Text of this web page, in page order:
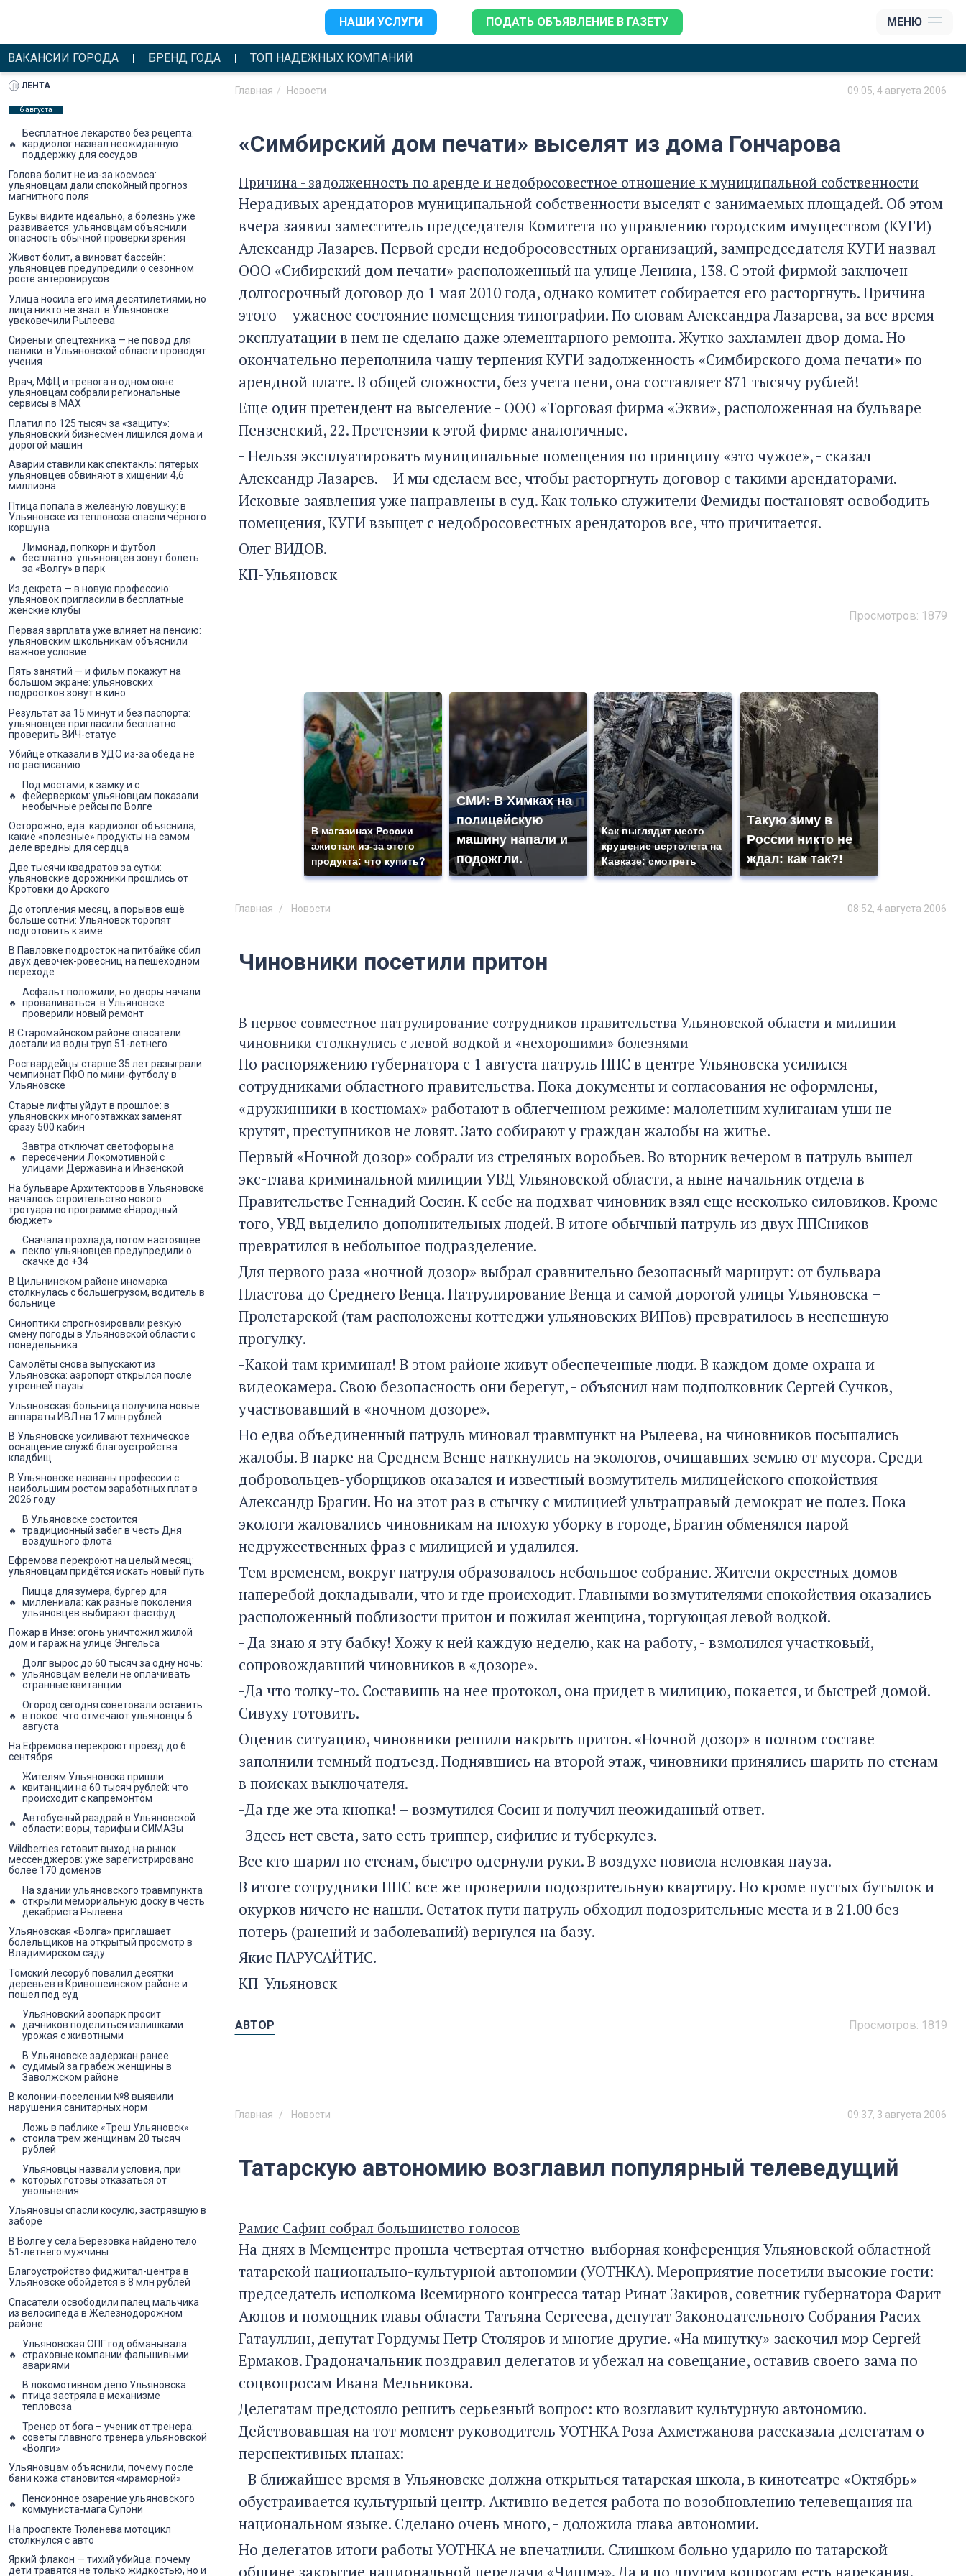
НАШИ УСЛУГИ ПОДАТЬ ОБЪЯВЛЕНИЕ В ГАЗЕТУ МЕНЮ
ВАКАНСИИ ГОРОДА БРЕНД ГОДА ТОП НАДЕЖНЫХ КОМПАНИЙ
Главная Новости 09:05, 4 августа 2006
«Симбирский дом печати» выселят из дома Гончарова
Причина - задолженность по аренде и недобросовестное отношение к муниципальной собственности
Нерадивых арендаторов муниципальной собственности выселят с занимаемых площадей. Об этом
вчера заявил заместитель председателя Комитета по управлению городским имуществом (КУГИ)
Александр Лазарев. Первой среди недобросовестных организаций, зампредседателя КУГИ назвал
ООО «Сибирский дом печати» расположенный на улице Ленина, 138. С этой фирмой заключен
долгосрочный договор до 1 мая 2010 года, однако комитет собирается его расторгнуть. Причина
этого – ужасное состояние помещения типографии. По словам Александра Лазарева, за все время
эксплуатации в нем не сделано даже элементарного ремонта. Жутко захламлен двор дома. Но
окончательно переполнила чашу терпения КУГИ задолженность «Симбирского дома печати» по
арендной плате. В общей сложности, без учета пени, она составляет 871 тысячу рублей!
Еще один претендент на выселение - ООО «Торговая фирма «Экви», расположенная на бульваре
Пензенский, 22. Претензии к этой фирме аналогичные.
- Нельзя эксплуатировать муниципальные помещения по принципу «это чужое», - сказал
Александр Лазарев. – И мы сделаем все, чтобы расторгнуть договор с такими арендаторами.
Исковые заявления уже направлены в суд. Как только служители Фемиды постановят освободить
помещения, КУГИ взыщет с недобросовестных арендаторов все, что причитается.
Олег ВИДОВ.
КП-Ульяновск
Просмотров: 1879
В магазинах России
ажиотаж из-за этого
продукта: что купить?
СМИ: В Химках на
полицейскую
машину напали и
подожгли.
Как выглядит место
крушение вертолета на
Кавказе: смотреть
Такую зиму в
России никто не
ждал: как так?!
Главная Новости 08:52, 4 августа 2006
Чиновники посетили притон
В первое совместное патрулирование сотрудников правительства Ульяновской области и милиции
чиновники столкнулись с левой водкой и «нехорошими» болезнями
По распоряжению губернатора с 1 августа патруль ППС в центре Ульяновска усилился
сотрудниками областного правительства. Пока документы и согласования не оформлены,
«дружинники в костюмах» работают в облегченном режиме: малолетним хулиганам уши не
крутят, преступников не ловят. Зато собирают у граждан жалобы на житье.
Первый «Ночной дозор» собрали из стреляных воробьев. Во вторник вечером в патруль вышел
экс-глава криминальной милиции УВД Ульяновской области, а ныне начальник отдела в
Правительстве Геннадий Сосин. К себе на подхват чиновник взял еще несколько силовиков. Кроме
того, УВД выделило дополнительных людей. В итоге обычный патруль из двух ППСников
превратился в небольшое подразделение.
Для первого раза «ночной дозор» выбрал сравнительно безопасный маршрут: от бульвара
Пластова до Среднего Венца. Патрулирование Венца и самой дорогой улицы Ульяновска –
Пролетарской (там расположены коттеджи ульяновских ВИПов) превратилось в неспешную
прогулку.
-Какой там криминал! В этом районе живут обеспеченные люди. В каждом доме охрана и
видеокамера. Свою безопасность они берегут, - объяснил нам подполковник Сергей Сучков,
участвовавший в «ночном дозоре».
Но едва объединенный патруль миновал травмпункт на Рылеева, на чиновников посыпались
жалобы. В парке на Среднем Венце наткнулись на экологов, очищавших землю от мусора. Среди
добровольцев-уборщиков оказался и известный возмутитель милицейского спокойствия
Александр Брагин. Но на этот раз в стычку с милицией ультраправый демократ не полез. Пока
экологи жаловались чиновникам на плохую уборку в городе, Брагин обменялся парой
недружественных фраз с милицией и удалился.
Тем временем, вокруг патруля образовалось небольшое собрание. Жители окрестных домов
наперебой докладывали, что и где происходит. Главными возмутителями спокойствия оказались
расположенный поблизости притон и пожилая женщина, торгующая левой водкой.
- Да знаю я эту бабку! Хожу к ней каждую неделю, как на работу, - взмолился участковый,
сопровождавший чиновников в «дозоре».
-Да что толку-то. Составишь на нее протокол, она придет в милицию, покается, и быстрей домой.
Сивуху готовить.
Оценив ситуацию, чиновники решили накрыть притон. «Ночной дозор» в полном составе
заполнили темный подъезд. Поднявшись на второй этаж, чиновники принялись шарить по стенам
в поисках выключателя.
-Да где же эта кнопка! – возмутился Сосин и получил неожиданный ответ.
-Здесь нет света, зато есть триппер, сифилис и туберкулез.
Все кто шарил по стенам, быстро одернули руки. В воздухе повисла неловкая пауза.
В итоге сотрудники ППС все же проверили подозрительную квартиру. Но кроме пустых бутылок и
окурков ничего не нашли. Остаток пути патруль обходил подозрительные места и в 21.00 без
потерь (ранений и заболеваний) вернулся на базу.
Якис ПАРУСАЙТИС.
КП-Ульяновск
Просмотров: 1819
АВТОР
Главная Новости 09:37, 3 августа 2006
Татарскую автономию возглавил популярный телеведущий
Рамис Сафин собрал большинство голосов
На днях в Мемцентре прошла четвертая отчетно-выборная конференция Ульяновской областной
татарской национально-культурной автономии (УОТНКА). Мероприятие посетили высокие гости:
председатель исполкома Всемирного конгресса татар Ринат Закиров, советник губернатора Фарит
Аюпов и помощник главы области Татьяна Сергеева, депутат Законодательного Собрания Расих
Гатауллин, депутат Гордумы Петр Столяров и многие другие. «На минутку» заскочил мэр Сергей
Ермаков. Градоначальник поздравил делегатов и убежал на совещание, оставив своего зама по
соцвопросам Ивана Мельникова.
Делегатам предстояло решить серьезный вопрос: кто возглавит культурную автономию.
Действовавшая на тот момент руководитель УОТНКА Роза Ахметжанова рассказала делегатам о
перспективных планах:
- В ближайшее время в Ульяновске должна открыться татарская школа, в кинотеатре «Октябрь»
обустраивается культурный центр. Активно ведется работа по возобновлению телевещания на
национальном языке. Сделано очень много, - доложила глава автономии.
Но делегатов итоги работы УОТНКА не впечатлили. Слишком больно ударило по татарской
общине закрытие национальной передачи «Чишмэ». Да и по другим вопросам есть нарекания.
ЛЕНТА
6 августа
Бесплатное лекарство без рецепта:
кардиолог назвал неожиданную
поддержку для сосудов
Голова болит не из-за космоса:
ульяновцам дали спокойный прогноз
магнитного поля
Буквы видите идеально, а болезнь уже
развивается: ульяновцам объяснили
опасность обычной проверки зрения
Живот болит, а виноват бассейн:
ульяновцев предупредили о сезонном
росте энтеровирусов
Улица носила его имя десятилетиями, но
лица никто не знал: в Ульяновске
увековечили Рылеева
Сирены и спецтехника — не повод для
паники: в Ульяновской области проводят
учения
Врач, МФЦ и тревога в одном окне:
ульяновцам собрали региональные
сервисы в MAX
Платил по 125 тысяч за «защиту»:
ульяновский бизнесмен лишился дома и
дорогой машин
Аварии ставили как спектакль: пятерых
ульяновцев обвиняют в хищении 4,6
миллиона
Птица попала в железную ловушку: в
Ульяновске из тепловоза спасли чёрного
коршуна
Лимонад, попкорн и футбол
бесплатно: ульяновцев зовут болеть
за «Волгу» в парк
Из декрета — в новую профессию:
ульяновок пригласили в бесплатные
женские клубы
Первая зарплата уже влияет на пенсию:
ульяновским школьникам объяснили
важное условие
Пять занятий — и фильм покажут на
большом экране: ульяновских
подростков зовут в кино
Результат за 15 минут и без паспорта:
ульяновцев пригласили бесплатно
проверить ВИЧ-статус
Убийце отказали в УДО из-за обеда не
по расписанию
Под мостами, к замку и с
фейерверком: ульяновцам показали
необычные рейсы по Волге
Осторожно, еда: кардиолог объяснила,
какие «полезные» продукты на самом
деле вредны для сердца
Две тысячи квадратов за сутки:
ульяновские дорожники прошлись от
Кротовки до Арского
До отопления месяц, а порывов ещё
больше сотни: Ульяновск торопят
подготовить к зиме
В Павловке подросток на питбайке сбил
двух девочек-ровесниц на пешеходном
переходе
Асфальт положили, но дворы начали
проваливаться: в Ульяновске
проверили новый ремонт
В Старомайнском районе спасатели
достали из воды труп 51-летнего
Росгвардейцы старше 35 лет разыграли
чемпионат ПФО по мини-футболу в
Ульяновске
Старые лифты уйдут в прошлое: в
ульяновских многоэтажках заменят
сразу 500 кабин
Завтра отключат светофоры на
пересечении Локомотивной с
улицами Державина и Инзенской
На бульваре Архитекторов в Ульяновске
началось строительство нового
тротуара по программе «Народный
бюджет»
Сначала прохлада, потом настоящее
пекло: ульяновцев предупредили о
скачке до +34
В Цильнинском районе иномарка
столкнулась с большегрузом, водитель в
больнице
Синоптики спрогнозировали резкую
смену погоды в Ульяновской области с
понедельника
Самолёты снова выпускают из
Ульяновска: аэропорт открылся после
утренней паузы
Ульяновская больница получила новые
аппараты ИВЛ на 17 млн рублей
В Ульяновске усиливают техническое
оснащение служб благоустройства
кладбищ
В Ульяновске названы профессии с
наибольшим ростом заработных плат в
2026 году
В Ульяновске состоится
традиционный забег в честь Дня
воздушного флота
Ефремова перекроют на целый месяц:
ульяновцам придётся искать новый путь
Пицца для зумера, бургер для
миллениала: как разные поколения
ульяновцев выбирают фастфуд
Пожар в Инзе: огонь уничтожил жилой
дом и гараж на улице Энгельса
Долг вырос до 60 тысяч за одну ночь:
ульяновцам велели не оплачивать
странные квитанции
Огород сегодня советовали оставить
в покое: что отмечают ульяновцы 6
августа
На Ефремова перекроют проезд до 6
сентября
Жителям Ульяновска пришли
квитанции на 60 тысяч рублей: что
происходит с капремонтом
Автобусный раздрай в Ульяновской
области: воры, тарифы и СИМАЗы
Wildberries готовит выход на рынок
мессенджеров: уже зарегистрировано
более 170 доменов
На здании ульяновского травмпункта
открыли мемориальную доску в честь
декабриста Рылеева
Ульяновская «Волга» приглашает
болельщиков на открытый просмотр в
Владимирском саду
Томский лесоруб повалил десятки
деревьев в Кривошеинском районе и
пошел под суд
Ульяновский зоопарк просит
дачников поделиться излишками
урожая с животными
В Ульяновске задержан ранее
судимый за грабеж женщины в
Заволжском районе
В колонии-поселении №8 выявили
нарушения санитарных норм
Ложь в паблике «Треш Ульяновск»
стоила трем женщинам 20 тысяч
рублей
Ульяновцы назвали условия, при
которых готовы отказаться от
увольнения
Ульяновцы спасли косулю, застрявшую в
заборе
В Волге у села Берёзовка найдено тело
51-летнего мужчины
Благоустройство фиджитал-центра в
Ульяновске обойдется в 8 млн рублей
Спасатели освободили палец мальчика
из велосипеда в Железнодорожном
районе
Ульяновская ОПГ год обманывала
страховые компании фальшивыми
авариями
В локомотивном депо Ульяновска
птица застряла в механизме
тепловоза
Тренер от бога – ученик от тренера:
советы главного тренера ульяновской
«Волги»
Ульяновцам объяснили, почему после
бани кожа становится «мраморной»
Пенсионное озарение ульяновского
коммуниста-мага Супони
На проспекте Тюленева мотоцикл
столкнулся с авто
Яркий флакон — тихий убийца: почему
дети травятся не только жидкостью, но и